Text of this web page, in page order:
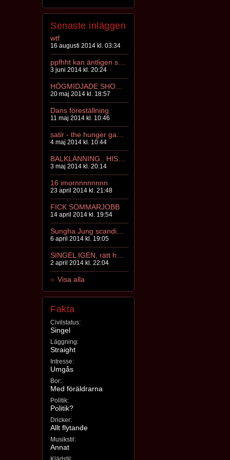
Senaste inläggen
wtf
16 augusti 2014 kl. 03:34
3 juni 2014 kl. 20:24
20 maj 2014 kl. 18:57
Dans föreställning
11 maj 2014 kl. 10:46
4 maj 2014 kl. 10:44
3 maj 2014 kl. 20:14
16 imornnnnnnnn
23 april 2014 kl. 21:48
FICK SOMMARJOBB
14 april 2014 kl. 19:54
6 april 2014 kl. 19:05
2 april 2014 kl. 22:04
Visa alla
Fakta
Civilstatus:
Singel
Läggning:
Straight
Intresse:
Umgås
Bor:
Med föräldrarna
Politik:
Politik?
Dricker:
Allt flytande
Musikstil:
Annat